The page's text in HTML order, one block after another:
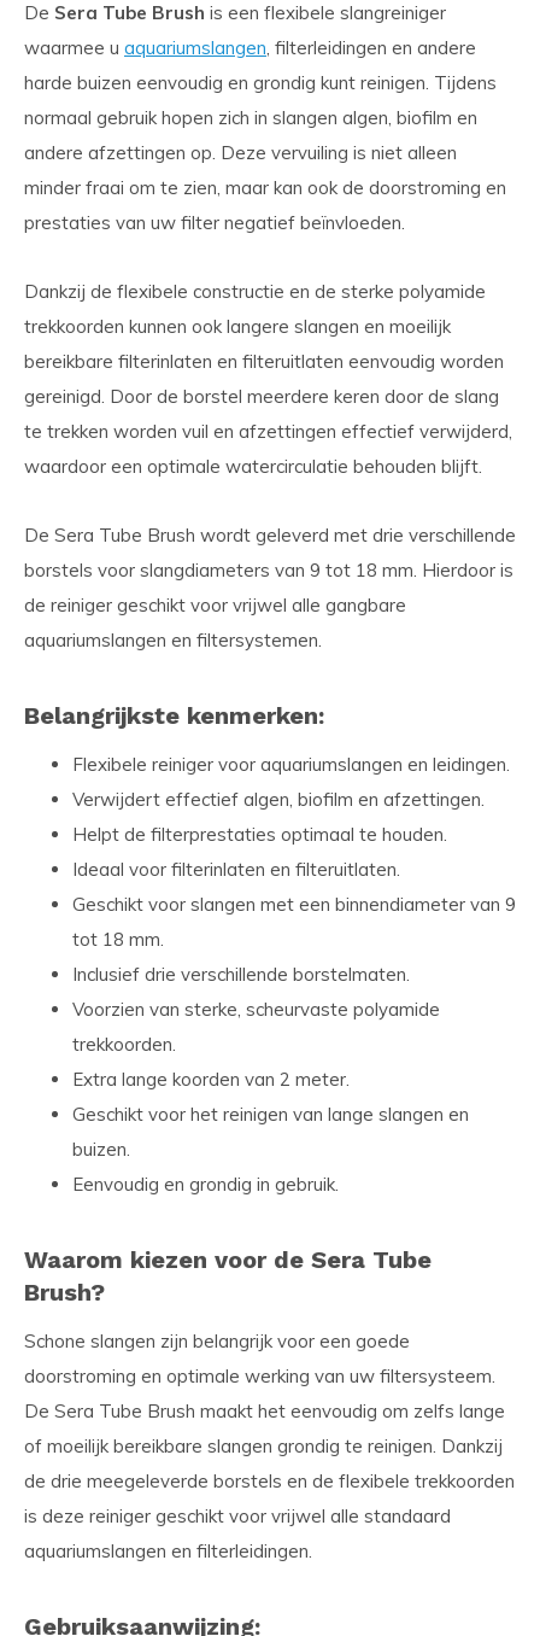
De Sera Tube Brush is een flexibele slangreiniger
waarmee u aquariumslangen, filterleidingen en andere
harde buizen eenvoudig en grondig kunt reinigen. Tijdens
normaal gebruik hopen zich in slangen algen, biofilm en
andere afzettingen op. Deze vervuiling is niet alleen
minder fraai om te zien, maar kan ook de doorstroming en
prestaties van uw filter negatief beïnvloeden.
Dankzij de flexibele constructie en de sterke polyamide
trekkoorden kunnen ook langere slangen en moeilijk
bereikbare filterinlaten en filteruitlaten eenvoudig worden
gereinigd. Door de borstel meerdere keren door de slang
te trekken worden vuil en afzettingen effectief verwijderd,
waardoor een optimale watercirculatie behouden blijft.
De Sera Tube Brush wordt geleverd met drie verschillende
borstels voor slangdiameters van 9 tot 18 mm. Hierdoor is
de reiniger geschikt voor vrijwel alle gangbare
aquariumslangen en filtersystemen.
Belangrijkste kenmerken:
Flexibele reiniger voor aquariumslangen en leidingen.
Verwijdert effectief algen, biofilm en afzettingen.
Helpt de filterprestaties optimaal te houden.
Ideaal voor filterinlaten en filteruitlaten.
Geschikt voor slangen met een binnendiameter van 9
tot 18 mm.
Inclusief drie verschillende borstelmaten.
Voorzien van sterke, scheurvaste polyamide
trekkoorden.
Extra lange koorden van 2 meter.
Geschikt voor het reinigen van lange slangen en
buizen.
Eenvoudig en grondig in gebruik.
Waarom kiezen voor de Sera Tube
Brush?
Schone slangen zijn belangrijk voor een goede
doorstroming en optimale werking van uw filtersysteem.
De Sera Tube Brush maakt het eenvoudig om zelfs lange
of moeilijk bereikbare slangen grondig te reinigen. Dankzij
de drie meegeleverde borstels en de flexibele trekkoorden
is deze reiniger geschikt voor vrijwel alle standaard
aquariumslangen en filterleidingen.
Gebruiksaanwijzing: